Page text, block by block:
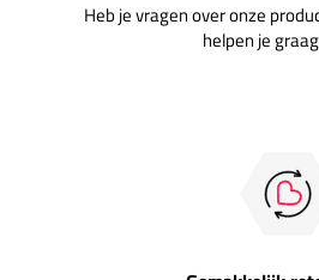
Heb je vragen over onze
helpen je